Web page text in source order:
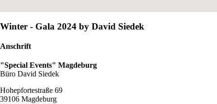
Winter - Gala 2024 by David Siedek
Anschrift
"Special Events" Magdeburg
Büro David Siedek
Hohepfortestraße 69
39106 Magdeburg